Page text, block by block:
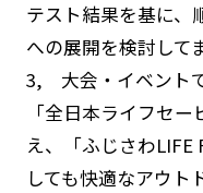
テスト結果を基に、
への展開を検討して
3, 大会・イベント
「全日本ライフセ
え、「ふじさわLIFE
しても快適なアウト